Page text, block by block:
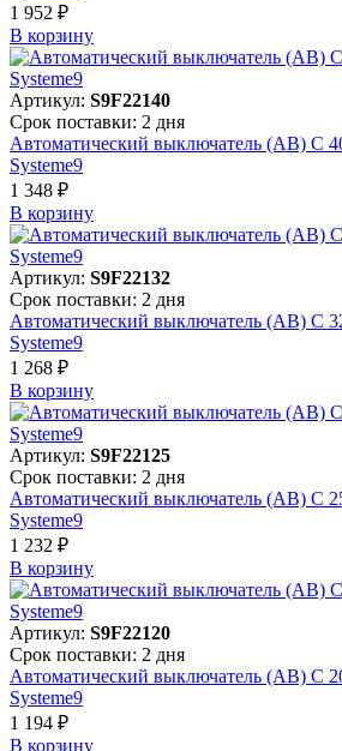
1 952 ₽
В корзинy
Артикул: S9F22140
Срок поставки: 2 дня
Автоматический выключатель (АВ) C
Systeme9
1 348 ₽
В корзинy
Артикул: S9F22132
Срок поставки: 2 дня
Автоматический выключатель (АВ) C
Systeme9
1 268 ₽
В корзинy
Артикул: S9F22125
Срок поставки: 2 дня
Автоматический выключатель (АВ) C
Systeme9
1 232 ₽
В корзинy
Артикул: S9F22120
Срок поставки: 2 дня
Автоматический выключатель (АВ) C
Systeme9
1 194 ₽
В корзинy